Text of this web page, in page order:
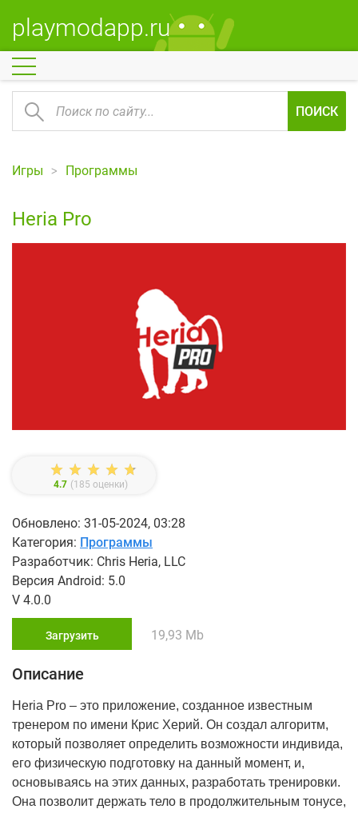
playmodapp.ru
ПОИСК
Игры Программы
Heria Pro
4.7 (185 оценки)
Обновлено: 31-05-2024, 03:28
Категория: Программы
Разработчик: Chris Heria, LLC
Версия Android: 5.0
V 4.0.0
Загрузить 19,93 Mb
Описание
Heria Pro – это приложение, созданное известным
тренером по имени Крис Херий. Он создал алгоритм,
который позволяет определить возможности индивида,
его физическую подготовку на данный момент, и,
основываясь на этих данных, разработать тренировки.
Она позволит держать тело в продолжительным тонусе,